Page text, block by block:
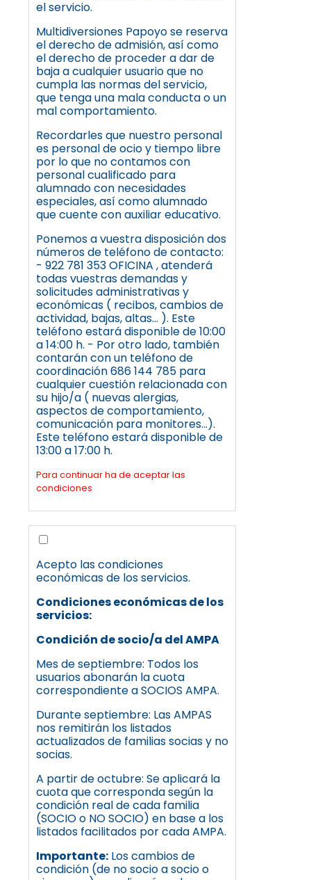
el servicio.
Multidiversiones Papoyo se reserva
el derecho de admisión, así como
el derecho de proceder a dar de
baja a cualquier usuario que no
cumpla las normas del servicio,
que tenga una mala conducta o un
mal comportamiento.
Recordarles que nuestro personal
es personal de ocio y tiempo libre
por lo que no contamos con
personal cualificado para
alumnado con necesidades
especiales, así como alumnado
que cuente con auxiliar educativo.
Ponemos a vuestra disposición dos
números de teléfono de contacto:
- 922 781 353 OFICINA , atenderá
todas vuestras demandas y
solicitudes administrativas y
económicas ( recibos, cambios de
actividad, bajas, altas... ). Este
teléfono estará disponible de 10:00
a 14:00 h. - Por otro lado, también
contarán con un teléfono de
coordinación 686 144 785 para
cualquier cuestión relacionada con
su hijo/a ( nuevas alergias,
aspectos de comportamiento,
comunicación para monitores...).
Este teléfono estará disponible de
13:00 a 17:00 h.
Para continuar ha de aceptar las
condiciones
Acepto las condiciones
económicas de los servicios.
Condiciones económicas de los
servicios:
Condición de socio/a del AMPA
Mes de septiembre: Todos los
usuarios abonarán la cuota
correspondiente a SOCIOS AMPA.
Durante septiembre: Las AMPAS
nos remitirán los listados
actualizados de familias socias y no
socias.
A partir de octubre: Se aplicará la
cuota que corresponda según la
condición real de cada familia
(SOCIO o NO SOCIO) en base a los
listados facilitados por cada AMPA.
Importante: Los cambios de
condición (de no socio a socio o